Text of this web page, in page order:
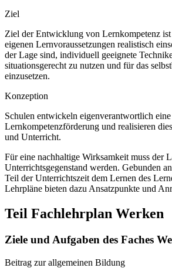
Ziel
Ziel der Entwicklung von Lernkompetenz ist
eigenen Lernvoraussetzungen realistisch
der Lage sind, individuell geeignete
situationsgerecht zu nutzen und für das
einzusetzen.
Konzeption
Schulen entwickeln eigenverantwortlich
Lernkompetenzförderung und realisieren
und Unterricht.
Für eine nachhaltige Wirksamkeit muss der
Unterrichtsgegenstand werden. Gebunden
Teil der Unterrichtszeit dem Lernen des
Lehrpläne bieten dazu Ansatzpunkte und
Teil Fachlehrplan Werken
Ziele und Aufgaben des Faches
Beitrag zur allgemeinen Bildung